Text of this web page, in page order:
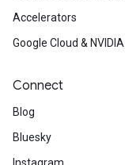
Accelerators
Google Cloud & NVIDIA
Connect
Blog
Bluesky